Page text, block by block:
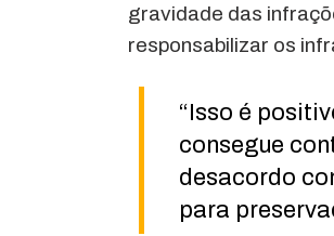
gravidade das
responsabilizar os
“Isso é
consegue
desacordo
para